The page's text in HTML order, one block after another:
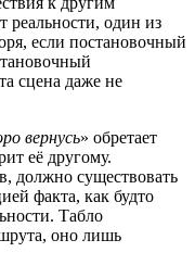
реальности, один из
если постановочный
сцена даже не
вернусь» обретает
её другому.
должно существовать
факта, как будто
Табло
оно лишь